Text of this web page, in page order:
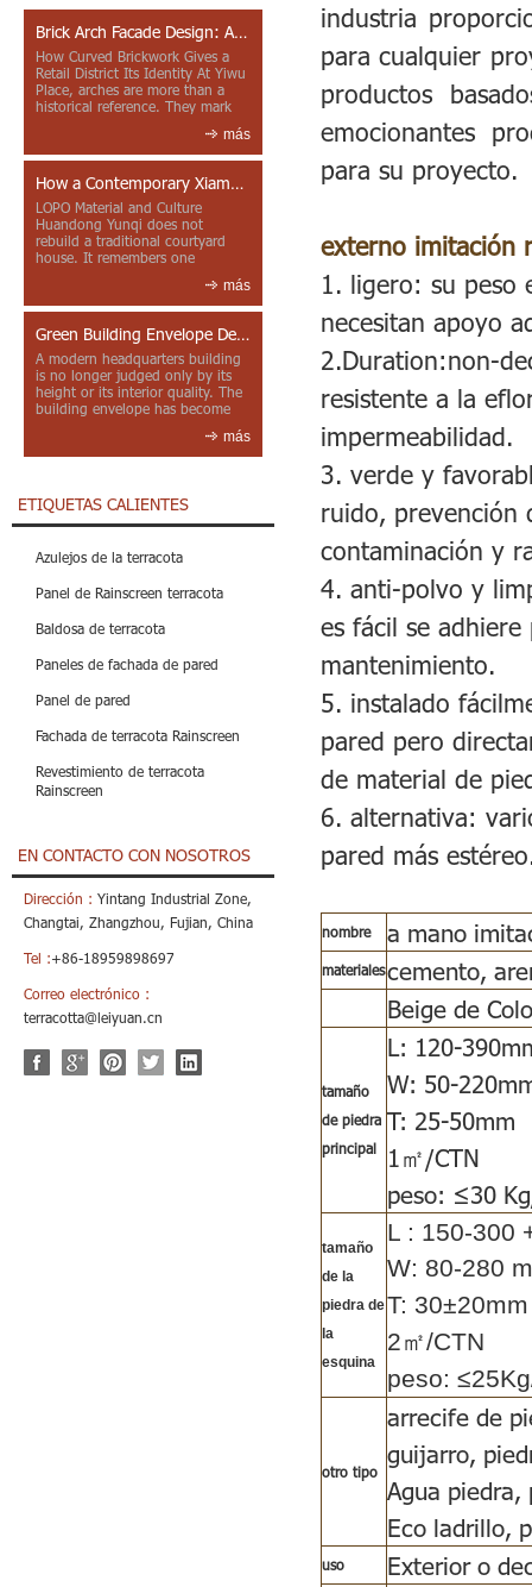
Brick Arch Facade Design: A Closer Look at Yiwu Place
How Curved Brickwork Gives a
Retail District Its Identity At Yiwu
Place, arches are more than a
historical reference. They mark
más
How a Contemporary Xiamen Project Reframes Minnan Red Brick
LOPO Material and Culture
Huandong Yunqi does not
rebuild a traditional courtyard
house. It remembers one
más
Green Building Envelope Design: Clay Sunscreen Fins for Modern Headquarters Architecture
A modern headquarters building
is no longer judged only by its
height or its interior quality. The
building envelope has become
más
ETIQUETAS CALIENTES
Azulejos de la terracota
Panel de Rainscreen terracota
Baldosa de terracota
Paneles de fachada de pared
Panel de pared
Fachada de terracota Rainscreen
Revestimiento de terracota
Rainscreen
EN CONTACTO CON NOSOTROS
Dirección : Yintang Industrial Zone,
Changtai, Zhangzhou, Fujian, China
Tel :+86-18959898697
Correo electrónico :
terracotta@leiyuan.cn
industria
para cualquier
productos
emocionantes
para su proyecto.
externo imitación
1. ligero: su peso
necesitan apoyo
2.Duration:non-
resistente a la
impermeabilidad.
3. verde y
ruido, prevención
contaminación y
4. anti-polvo y
es fácil se
mantenimiento.
5. instalado
pared pero
de material de
6. alternativa:
pared más
nombre a mano
materialescemento,
Beige de
tamaño
de piedra
principal
L: 120-
W: 50-
T: 25-50mm
1㎡/CTN
peso: ≤30
tamaño
de la
piedra de
la
esquina
L : 150-300
W: 80-280
T: 30±20mm
2㎡/CTN
peso:
otro tipo
arrecife de
guijarro,
Agua
Eco ladrillo,
uso Exterior o